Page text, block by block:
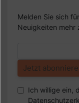
Melden Sie sich
Neuigkeiten mehr
Ich willige ein,